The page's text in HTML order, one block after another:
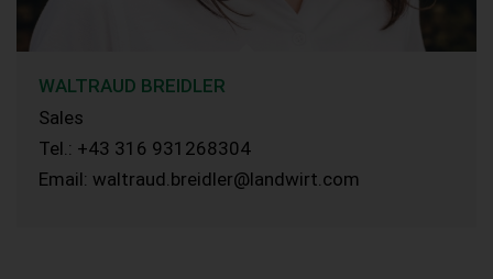
WALTRAUD BREIDLER
Sales
Tel.: +43 316 931268304
Email: waltraud.breidler@landwirt.com